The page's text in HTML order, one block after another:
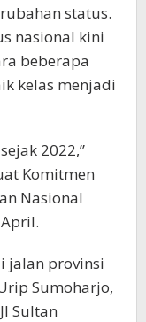
status.
nasional kini
beberapa
kelas menjadi
2022,”
Komitmen
Nasional
jalan provinsi
Sumoharjo,
Sultan